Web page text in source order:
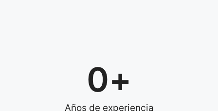
Años de experiencia
0+